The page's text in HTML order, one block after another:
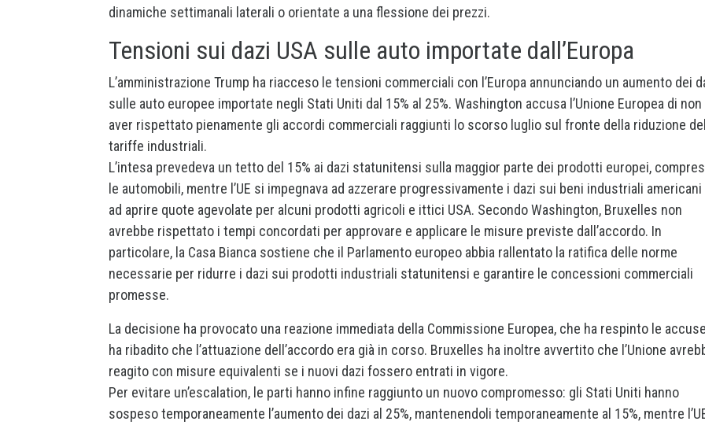
dinamiche settimanali laterali o orientate a una flessione dei prezzi.
Tensioni sui dazi USA sulle auto importate dall’Europa
L’amministrazione Trump ha riacceso le tensioni commerciali con l’Europa annunciando un aumento dei
sulle auto europee importate negli Stati Uniti dal 15% al 25%. Washington accusa l’Unione Europea di non
aver rispettato pienamente gli accordi commerciali raggiunti lo scorso luglio sul fronte della riduzione
tariffe industriali.
L’intesa prevedeva un tetto del 15% ai dazi statunitensi sulla maggior parte dei prodotti europei,
le automobili, mentre l’UE si impegnava ad azzerare progressivamente i dazi sui beni industriali americani
ad aprire quote agevolate per alcuni prodotti agricoli e ittici USA. Secondo Washington, Bruxelles non
avrebbe rispettato i tempi concordati per approvare e applicare le misure previste dall’accordo. In
particolare, la Casa Bianca sostiene che il Parlamento europeo abbia rallentato la ratifica delle norme
necessarie per ridurre i dazi sui prodotti industriali statunitensi e garantire le concessioni commerciali
promesse.
La decisione ha provocato una reazione immediata della Commissione Europea, che ha respinto le
ha ribadito che l’attuazione dell’accordo era già in corso. Bruxelles ha inoltre avvertito che l’Unione
reagito con misure equivalenti se i nuovi dazi fossero entrati in vigore.
Per evitare un’escalation, le parti hanno infine raggiunto un nuovo compromesso: gli Stati Uniti hanno
sospeso temporaneamente l’aumento dei dazi al 25%, mantenendoli temporaneamente al 15%, mentre